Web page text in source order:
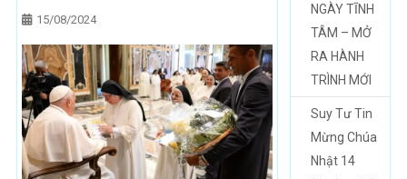
15/08/2024
NGÀY TĨNH
TÂM – MỞ
RA HÀNH
TRÌNH MỚI
Suy Tư Tin
Mừng Chúa
Nhật 14